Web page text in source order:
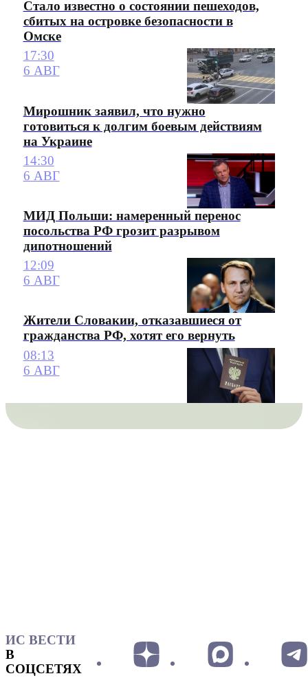
Стало известно о состоянии пешеходов,
сбитых на островке безопасности в
Омске
17:30
6 АВГ
Мирошник заявил, что нужно
готовиться к долгим боевым действиям
на Украине
14:30
6 АВГ
МИД Польши: намеренный перенос
посольства РФ грозит разрывом
дипотношений
12:09
6 АВГ
Жители Словакии, отказавшиеся от
гражданства РФ, хотят его вернуть
08:13
6 АВГ
ИС ВЕСТИ
В
СОЦСЕТЯХ